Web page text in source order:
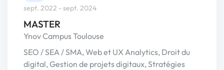
sept. 2022 - sept. 2024
MASTER
Ynov Campus Toulouse
SEO / SEA / SMA, Web et UX Analytics, Droit du
digital, Gestion de projets digitaux, Stratégies